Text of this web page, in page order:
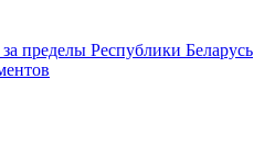
пределы Республики Беларусь